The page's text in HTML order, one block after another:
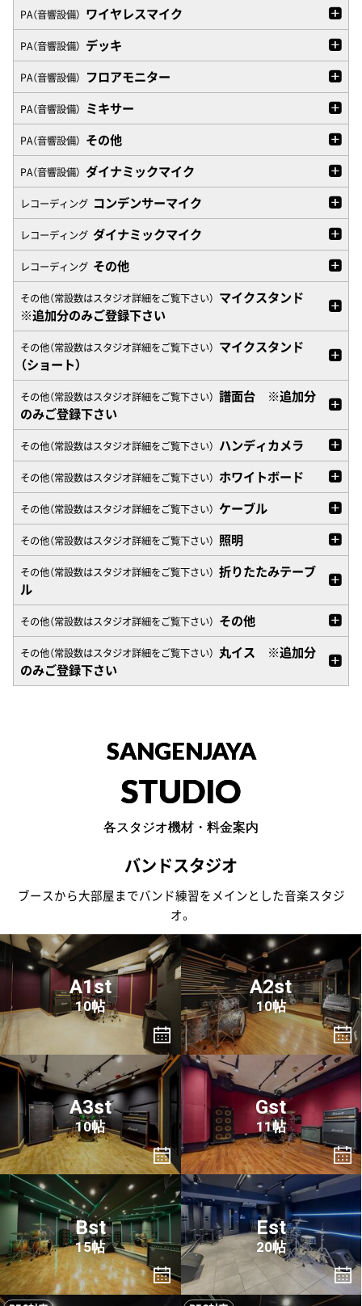
PA（音響設備） ワイヤレスマイク
PA（音響設備） デッキ
PA（音響設備） フロアモニター
PA（音響設備） ミキサー
PA（音響設備） その他
PA（音響設備） ダイナミックマイク
レコーディング コンデンサーマイク
レコーディング ダイナミックマイク
レコーディング その他
その他（常設数はスタジオ詳細をご覧下さい） マイクスタンド
※追加分のみご登録下さい
その他（常設数はスタジオ詳細をご覧下さい） マイクスタンド
（ショート）
その他（常設数はスタジオ詳細をご覧下さい） 譜面台 ※追加分
のみご登録下さい
その他（常設数はスタジオ詳細をご覧下さい） ハンディカメラ
その他（常設数はスタジオ詳細をご覧下さい） ホワイトボード
その他（常設数はスタジオ詳細をご覧下さい） ケーブル
その他（常設数はスタジオ詳細をご覧下さい） 照明
その他（常設数はスタジオ詳細をご覧下さい） 折りたたみテーブ
ル
その他（常設数はスタジオ詳細をご覧下さい） その他
その他（常設数はスタジオ詳細をご覧下さい） 丸イス ※追加分
のみご登録下さい
SANGENJAYA
STUDIO
各スタジオ機材・料金案内
バンドスタジオ
ブースから大部屋までバンド練習をメインとした音楽スタジ
オ。
A1st
10帖
A2st
10帖
A3st
10帖
Gst
11帖
Bst
15帖
Est
20帖